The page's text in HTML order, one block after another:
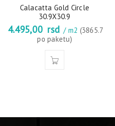
Calacatta Gold Circle
30.9X30.9
4.495,00 rsd / m2 (3865.7
po paketu)